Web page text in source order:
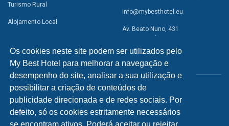
Os cookies neste site podem ser utilizados pelo
My Best Hotel para melhorar a navegação e
desempenho do site, analisar a sua utilização e
possibilitar a criação de conteúdos de
publicidade direcionada e de redes sociais. Por
defeito, só os cookies estritamente necessários
se encontram ativos. Poderá aceitar ou rejeitar
Turismo Rural
Alojamento Local
Campismo
Atividades
Restaurantes
A Visitar
info@mybesthotel.eu
Av. Beato Nuno, 431
2495-401 Fátima
REDES SOCIAIS